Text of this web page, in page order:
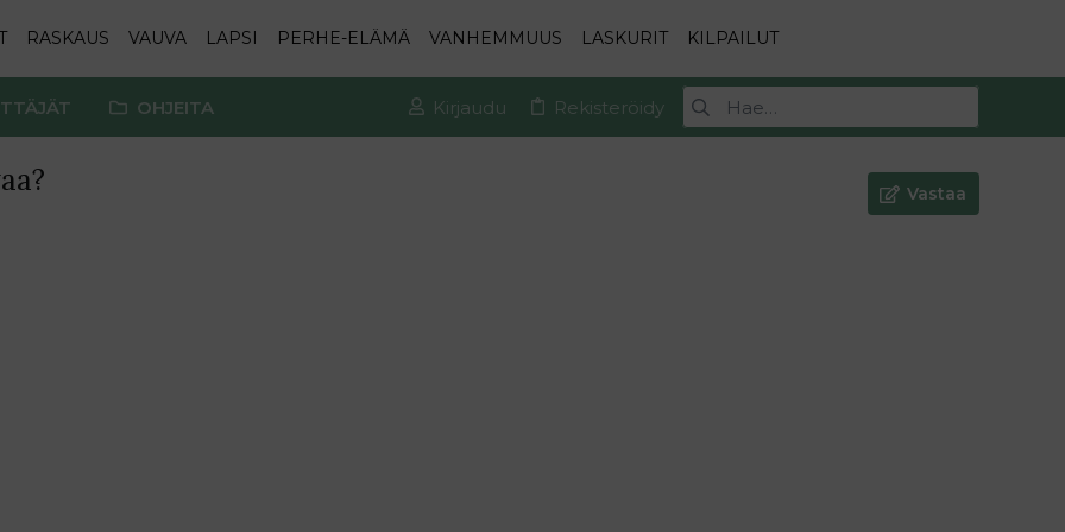
RASKAUS VAUVA LAPSI PERHE-ELÄMÄ VANHEMMUUS LASKURIT KILPAILUT
OHJEITA Kirjaudu Rekisteröidy
Vastaa